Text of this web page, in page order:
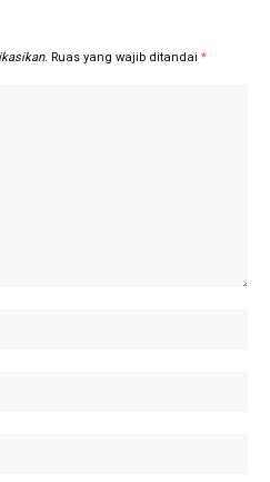
Ruas yang wajib ditandai *